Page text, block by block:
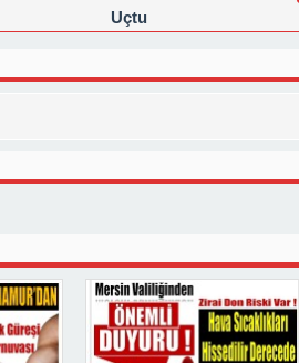
Uçtu